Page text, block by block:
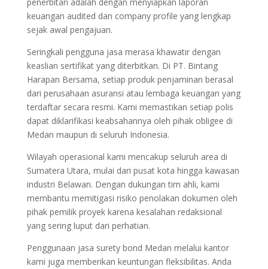
keuangan audited dan company profile yang lengkap
sejak awal pengajuan.
Seringkali pengguna jasa merasa khawatir dengan
keaslian sertifikat yang diterbitkan. Di PT. Bintang
Harapan Bersama, setiap produk penjaminan berasal
dari perusahaan asuransi atau lembaga keuangan yang
terdaftar secara resmi. Kami memastikan setiap polis
dapat diklarifikasi keabsahannya oleh pihak obligee di
Medan maupun di seluruh Indonesia.
Wilayah operasional kami mencakup seluruh area di
Sumatera Utara, mulai dari pusat kota hingga kawasan
industri Belawan. Dengan dukungan tim ahli, kami
membantu memitigasi risiko penolakan dokumen oleh
pihak pemilik proyek karena kesalahan redaksional
yang sering luput dari perhatian.
Penggunaan jasa surety bond Medan melalui kantor
kami juga memberikan keuntungan fleksibilitas. Anda